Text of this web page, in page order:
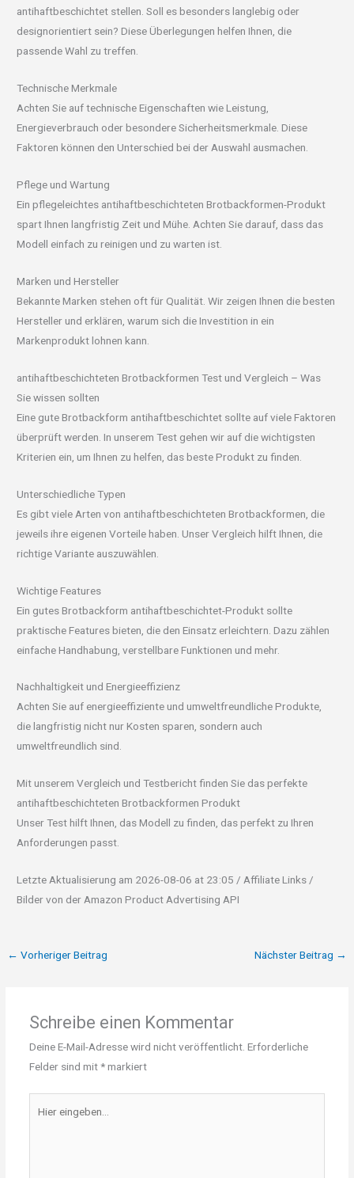
antihaftbeschichtet stellen. Soll es besonders langlebig oder
designorientiert sein? Diese Überlegungen helfen Ihnen, die
passende Wahl zu treffen.
Technische Merkmale
Achten Sie auf technische Eigenschaften wie Leistung,
Energieverbrauch oder besondere Sicherheitsmerkmale. Diese
Faktoren können den Unterschied bei der Auswahl ausmachen.
Pflege und Wartung
Ein pflegeleichtes antihaftbeschichteten Brotbackformen-Produkt
spart Ihnen langfristig Zeit und Mühe. Achten Sie darauf, dass das
Modell einfach zu reinigen und zu warten ist.
Marken und Hersteller
Bekannte Marken stehen oft für Qualität. Wir zeigen Ihnen die besten
Hersteller und erklären, warum sich die Investition in ein
Markenprodukt lohnen kann.
antihaftbeschichteten Brotbackformen Test und Vergleich – Was
Sie wissen sollten
Eine gute Brotbackform antihaftbeschichtet sollte auf viele Faktoren
überprüft werden. In unserem Test gehen wir auf die wichtigsten
Kriterien ein, um Ihnen zu helfen, das beste Produkt zu finden.
Unterschiedliche Typen
Es gibt viele Arten von antihaftbeschichteten Brotbackformen, die
jeweils ihre eigenen Vorteile haben. Unser Vergleich hilft Ihnen, die
richtige Variante auszuwählen.
Wichtige Features
Ein gutes Brotbackform antihaftbeschichtet-Produkt sollte
praktische Features bieten, die den Einsatz erleichtern. Dazu zählen
einfache Handhabung, verstellbare Funktionen und mehr.
Nachhaltigkeit und Energieeffizienz
Achten Sie auf energieeffiziente und umweltfreundliche Produkte,
die langfristig nicht nur Kosten sparen, sondern auch
umweltfreundlich sind.
Mit unserem Vergleich und Testbericht finden Sie das perfekte
antihaftbeschichteten Brotbackformen Produkt
Unser Test hilft Ihnen, das Modell zu finden, das perfekt zu Ihren
Anforderungen passt.
Letzte Aktualisierung am 2026-08-06 at 23:05 / Affiliate Links /
Bilder von der Amazon Product Advertising API
← Vorheriger Beitrag Nächster Beitrag →
Schreibe einen Kommentar
Deine E-Mail-Adresse wird nicht veröffentlicht. Erforderliche
Felder sind mit*markiert
eingeben…